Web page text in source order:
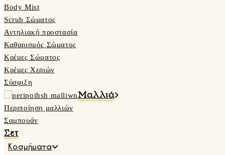
Body Mist
Scrub Σώματος
Αντηλιακή προστασία
Καθαρισμός Σώματος
Κρέμες Σώματος
Κρέμες Χεριών
Σύσφιξη
Μαλλιά
Περιποίηση μαλλιών
Σαμπουάν
Σετ
Κοσμήματα